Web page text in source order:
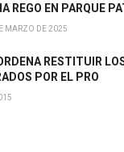
REGO EN PARQUE
MARZO DE 2025
RESTITUIR
POR EL PRO